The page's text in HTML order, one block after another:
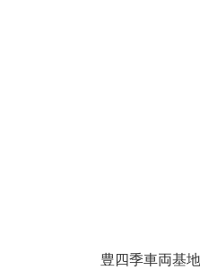
豊四季車両基